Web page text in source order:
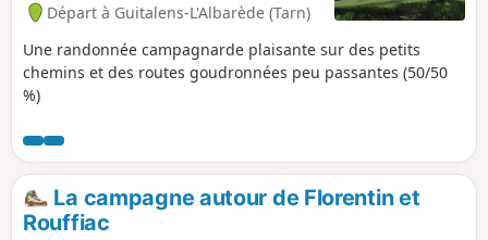
Départ à Guitalens-L'Albarède (Tarn)
Une randonnée campagnarde plaisante sur des petits
chemins et des routes goudronnées peu passantes (50/50
%)
La campagne autour de Florentin et
Rouffiac